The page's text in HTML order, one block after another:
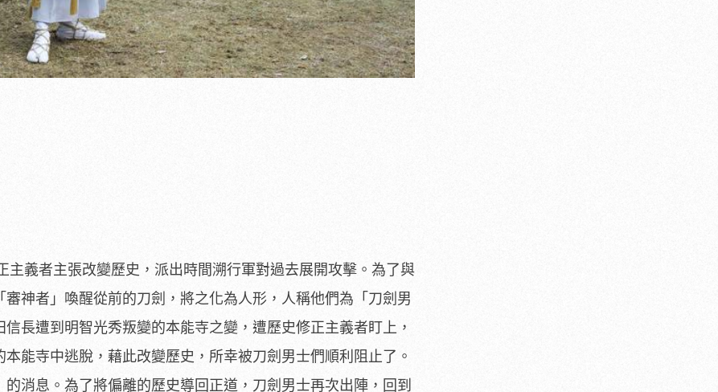
主義者主張改變歷史， 派出時間溯行軍對過去展開攻擊。為了與
神者」喚醒從前的刀劍，將之化為人形， 人稱他們為「刀劍男
信長遭到明智光秀叛變的本能寺之變，遭歷史修正主義者盯上，
能寺中逃脫，藉此改變歷史， 所幸被刀劍男士們順利阻止了。
的消息。為了將偏離的歷史導回正道，刀劍男士再次出陣， 回到